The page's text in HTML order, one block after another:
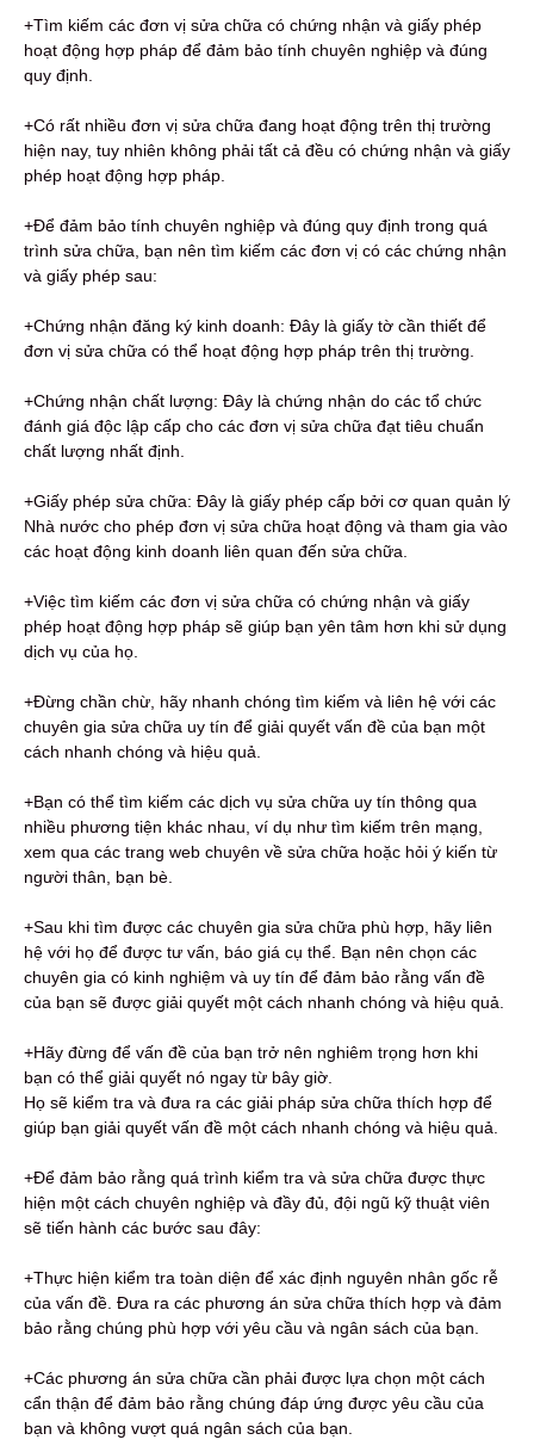
+Tìm kiếm các đơn vị sửa chữa có chứng nhận và giấy phép
hoạt động hợp pháp để đảm bảo tính chuyên nghiệp và đúng
quy định.
+Có rất nhiều đơn vị sửa chữa đang hoạt động trên thị trường
hiện nay, tuy nhiên không phải tất cả đều có chứng nhận và giấy
phép hoạt động hợp pháp.
+Để đảm bảo tính chuyên nghiệp và đúng quy định trong quá
trình sửa chữa, bạn nên tìm kiếm các đơn vị có các chứng nhận
và giấy phép sau:
+Chứng nhận đăng ký kinh doanh: Đây là giấy tờ cần thiết để
đơn vị sửa chữa có thể hoạt động hợp pháp trên thị trường.
+Chứng nhận chất lượng: Đây là chứng nhận do các tổ chức
đánh giá độc lập cấp cho các đơn vị sửa chữa đạt tiêu chuẩn
chất lượng nhất định.
+Giấy phép sửa chữa: Đây là giấy phép cấp bởi cơ quan quản lý
Nhà nước cho phép đơn vị sửa chữa hoạt động và tham gia vào
các hoạt động kinh doanh liên quan đến sửa chữa.
+Việc tìm kiếm các đơn vị sửa chữa có chứng nhận và giấy
phép hoạt động hợp pháp sẽ giúp bạn yên tâm hơn khi sử dụng
dịch vụ của họ.
+Đừng chần chừ, hãy nhanh chóng tìm kiếm và liên hệ với các
chuyên gia sửa chữa uy tín để giải quyết vấn đề của bạn một
cách nhanh chóng và hiệu quả.
+Bạn có thể tìm kiếm các dịch vụ sửa chữa uy tín thông qua
nhiều phương tiện khác nhau, ví dụ như tìm kiếm trên mạng,
xem qua các trang web chuyên về sửa chữa hoặc hỏi ý kiến từ
người thân, bạn bè.
+Sau khi tìm được các chuyên gia sửa chữa phù hợp, hãy liên
hệ với họ để được tư vấn, báo giá cụ thể. Bạn nên chọn các
chuyên gia có kinh nghiệm và uy tín để đảm bảo rằng vấn đề
của bạn sẽ được giải quyết một cách nhanh chóng và hiệu quả.
+Hãy đừng để vấn đề của bạn trở nên nghiêm trọng hơn khi
bạn có thể giải quyết nó ngay từ bây giờ.
Họ sẽ kiểm tra và đưa ra các giải pháp sửa chữa thích hợp để
giúp bạn giải quyết vấn đề một cách nhanh chóng và hiệu quả.
+Để đảm bảo rằng quá trình kiểm tra và sửa chữa được thực
hiện một cách chuyên nghiệp và đầy đủ, đội ngũ kỹ thuật viên
sẽ tiến hành các bước sau đây:
+Thực hiện kiểm tra toàn diện để xác định nguyên nhân gốc rễ
của vấn đề. Đưa ra các phương án sửa chữa thích hợp và đảm
bảo rằng chúng phù hợp với yêu cầu và ngân sách của bạn.
+Các phương án sửa chữa cần phải được lựa chọn một cách
cẩn thận để đảm bảo rằng chúng đáp ứng được yêu cầu của
bạn và không vượt quá ngân sách của bạn.